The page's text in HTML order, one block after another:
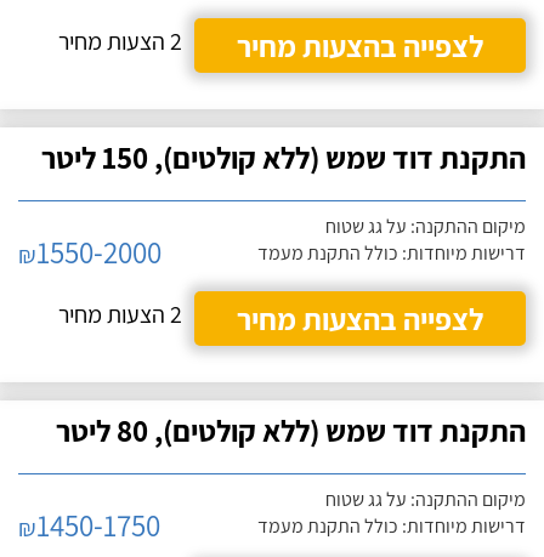
לצפייה בהצעות מחיר
2 הצעות מחיר
התקנת דוד שמש (ללא קולטים), 150 ליטר
מיקום ההתקנה: על גג שטוח
דרישות מיוחדות: כולל התקנת מעמד
₪1550-2000
לצפייה בהצעות מחיר
2 הצעות מחיר
התקנת דוד שמש (ללא קולטים), 80 ליטר
מיקום ההתקנה: על גג שטוח
דרישות מיוחדות: כולל התקנת מעמד
₪1450-1750